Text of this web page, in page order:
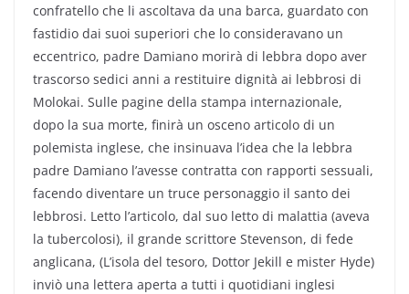
confratello che li ascoltava da una barca, guardato con
fastidio dai suoi superiori che lo consideravano un
eccentrico, padre Damiano morirà di lebbra dopo aver
trascorso sedici anni a restituire dignità ai lebbrosi di
Molokai. Sulle pagine della stampa internazionale,
dopo la sua morte, finirà un osceno articolo di un
polemista inglese, che insinuava l’idea che la lebbra
padre Damiano l’avesse contratta con rapporti sessuali,
facendo diventare un truce personaggio il santo dei
lebbrosi. Letto l’articolo, dal suo letto di malattia (aveva
la tubercolosi), il grande scrittore Stevenson, di fede
anglicana, (L’isola del tesoro, Dottor Jekill e mister Hyde)
inviò una lettera aperta a tutti i quotidiani inglesi